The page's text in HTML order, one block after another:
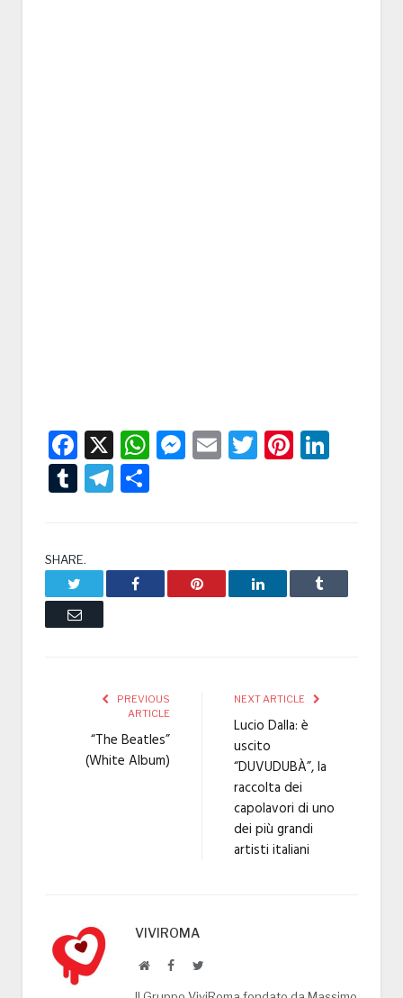
Facebook
X WhatsApp
Messenger
EmailTwitter
TumblrTelegram
SHARE.
Facebook Pinterest LinkedIn Tumblr
Email
PREVIOUS
ARTICLE
“The Beatles”
(White Album)
NEXT ARTICLE
Lucio Dalla: è
uscito
“DUVUDUBÀ”, la
raccolta dei
capolavori di uno
dei più grandi
artisti italiani
VIVIROMA
WebsiteFacebookTwitter